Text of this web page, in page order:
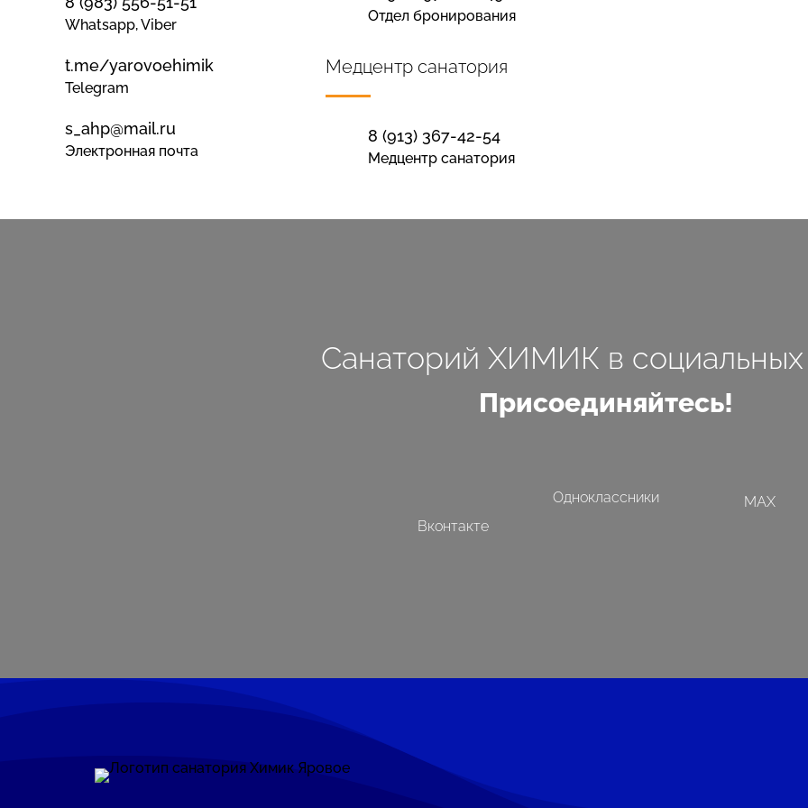
Whatsapp, Viber
t.me/yarovoehimik
Telegram
s_ahp@mail.ru
Электронная почта
Отдел бронирования
Медцентр санатория
8 (913) 367-42-54
Медцентр санатория
Санаторий ХИМИК в социальных
Присоединяйтесь!
Вконтакте
Одноклассники MAX